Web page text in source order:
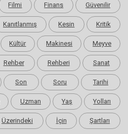
Filmi Finans Güvenilir
Kanıtlanmış Kesin Kritik
Kültür Makinesi Meyve
Rehber Rehberi Sanat
Son Soru Tarihi
Uzman Yaş Yolları
Üzerindeki İçin Şartları